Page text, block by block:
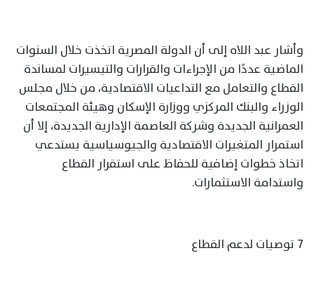
وأشار عبد اللاه إلى أن الدولة المصرية اتخذت خلال السنوات
الماضية عددًا من الإجراءات والقرارات والتيسيرات لمساندة
القطاع والتعامل مع التداعيات الاقتصادية، من خلال مجلس
الوزراء والبنك المركزي ووزارة الإسكان وهيئة المجتمعات
العمرانية الجديدة وشركة العاصمة الإدارية الجديدة، إلا أن
استمرار المتغيرات الاقتصادية والجيوسياسية يستدعي
اتخاذ خطوات إضافية للحفاظ على استقرار القطاع
واستدامة الاستثمارات.
7 توصيات لدعم القطاع